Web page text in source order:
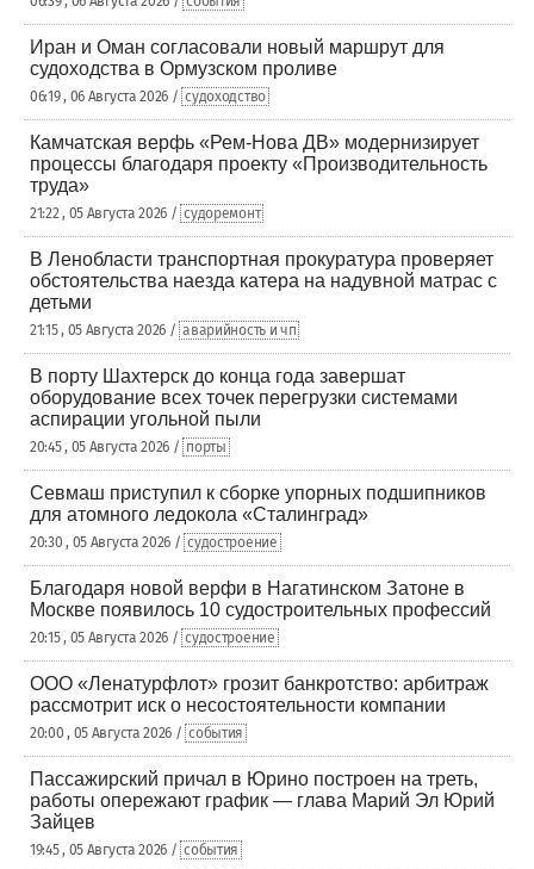
Иран и Оман согласовали новый маршрут для
судоходства в Ормузском проливе
06:19 , 06 Августа 2026 / судоходство
Камчатская верфь «Рем-Нова ДВ» модернизирует
процессы благодаря проекту «Производительность
труда»
21:22 , 05 Августа 2026 / судоремонт
В Ленобласти транспортная прокуратура проверяет
обстоятельства наезда катера на надувной матрас с
детьми
21:15 , 05 Августа 2026 / аварийность и чп
В порту Шахтерск до конца года завершат
оборудование всех точек перегрузки системами
аспирации угольной пыли
20:45 , 05 Августа 2026 / порты
Севмаш приступил к сборке упорных подшипников
для атомного ледокола «Сталинград»
20:30 , 05 Августа 2026 / судостроение
Благодаря новой верфи в Нагатинском Затоне в
Москве появилось 10 судостроительных профессий
20:15 , 05 Августа 2026 / судостроение
ООО «Ленатурфлот» грозит банкротство: арбитраж
рассмотрит иск о несостоятельности компании
20:00 , 05 Августа 2026 / события
Пассажирский причал в Юрино построен на треть,
работы опережают график — глава Марий Эл Юрий
Зайцев
19:45 , 05 Августа 2026 / события